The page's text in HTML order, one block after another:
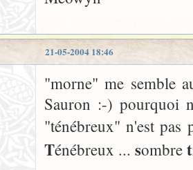
21-05-2004 18:46
"morne" me semble
Sauron :-) pourquoi
"ténébreux" n'est
Ténébreux ... sombre t